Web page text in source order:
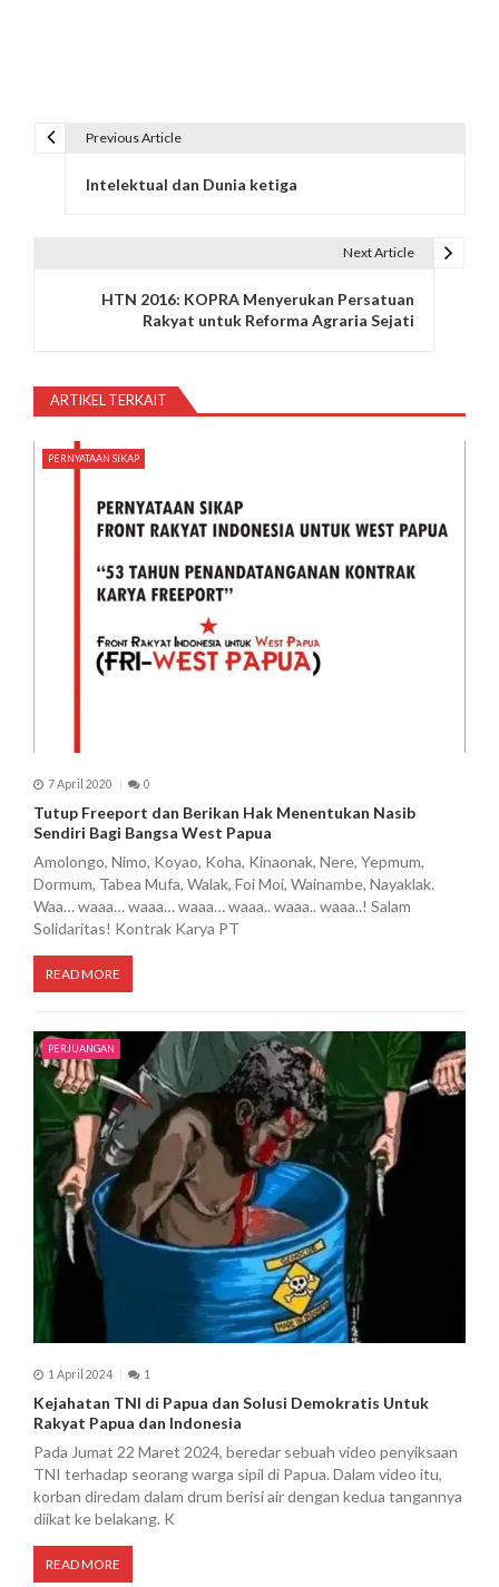
i
p
Previous Article
Intelektual dan Dunia ketiga
Next Article
HTN 2016: KOPRA Menyerukan Persatuan
Rakyat untuk Reforma Agraria Sejati
ARTIKEL TERKAIT
PERNYATAAN SIKAP
7 April 2020 0
Tutup Freeport dan Berikan Hak Menentukan Nasib
Sendiri Bagi Bangsa West Papua
Amolongo, Nimo, Koyao, Koha, Kinaonak, Nere, Yepmum,
Dormum, Tabea Mufa, Walak, Foi Moi, Wainambe, Nayaklak.
Waa… waaa… waaa… waaa… waaa.. waaa.. waaa..! Salam
Solidaritas! Kontrak Karya PT
READ MORE
PERJUANGAN
1 April 2024 1
Kejahatan TNI di Papua dan Solusi Demokratis Untuk
Rakyat Papua dan Indonesia
Pada Jumat 22 Maret 2024, beredar sebuah video penyiksaan
TNI terhadap seorang warga sipil di Papua. Dalam video itu,
korban diredam dalam drum berisi air dengan kedua tangannya
diikat ke belakang. K
READ MORE